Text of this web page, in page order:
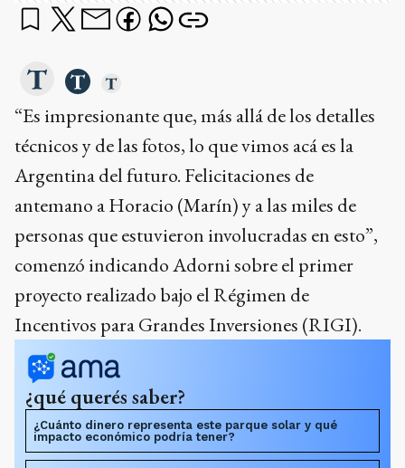
“Es impresionante que, más allá de los detalles
técnicos y de las fotos, lo que vimos acá es la
Argentina del futuro. Felicitaciones de
antemano a Horacio (Marín) y a las miles de
personas que estuvieron involucradas en esto”,
comenzó indicando Adorni sobre el primer
proyecto realizado bajo el Régimen de
Incentivos para Grandes Inversiones (RIGI).
¿qué querés saber?
¿Cuánto dinero representa este parque solar y qué
impacto económico podría tener?